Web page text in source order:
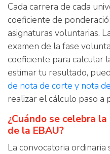
Cada carrera de cada
coeficiente de
asignaturas voluntarias.
examen de la fase
coeficiente para calcular
estimar tu resultado,
de nota de corte y nota
realizar el cálculo paso a
¿Cuándo se celebra
de la EBAU?
La convocatoria